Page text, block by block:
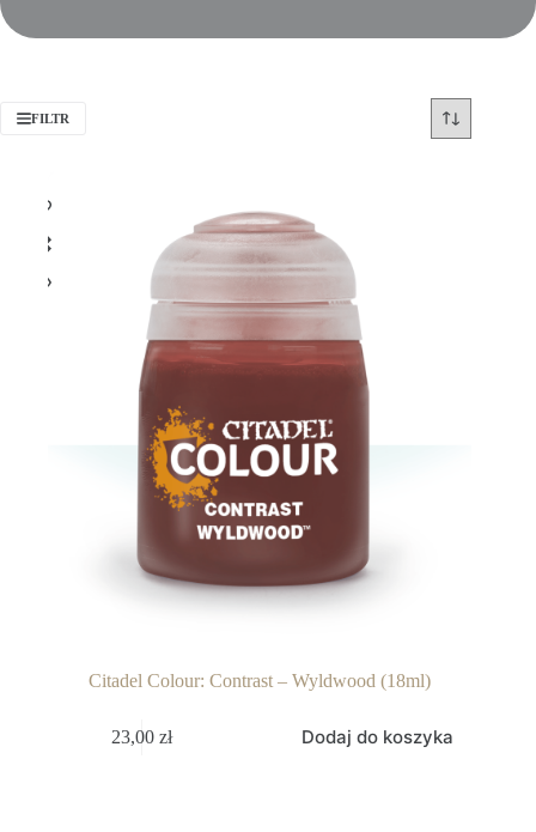
FILTR
Citadel Colour: Contrast – Wyldwood (18ml)
23,00zł Dodaj do koszyka